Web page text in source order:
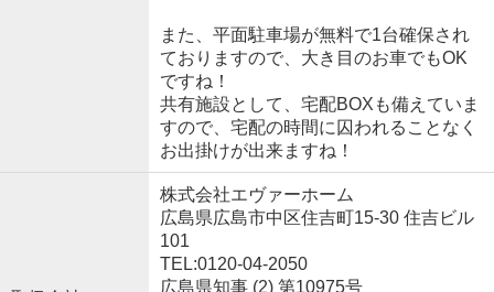
また、平面駐車場が無料で1台確保され
ておりますので、大き目のお車でもOK
ですね！
共有施設として、宅配BOXも備えていま
すので、宅配の時間に囚われることなく
お出掛けが出来ますね！
株式会社エヴァーホーム
広島県広島市中区住吉町15-30 住吉ビル
101
TEL:0120-04-2050
広島県知事 (2) 第10975号